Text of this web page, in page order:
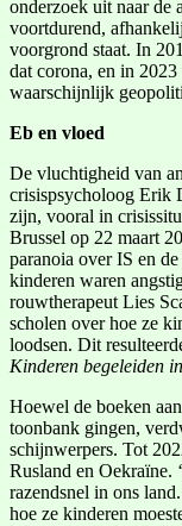
onderzoek uit naar de
voortdurend,
voorgrond staat. In
dat corona, en in
waarschijnlijk
Eb en vloed
De vluchtigheid van
crisispsycholoog Erik
zijn, vooral in
Brussel op 22 maart
paranoia over IS en
kinderen waren
rouwtherapeut Lies
scholen over hoe ze
loodsen. Dit
Kinderen begeleiden
Hoewel de boeken
toonbank gingen,
schijnwerpers. Tot
Rusland en Oekraïne.
razendsnel in ons
hoe ze kinderen